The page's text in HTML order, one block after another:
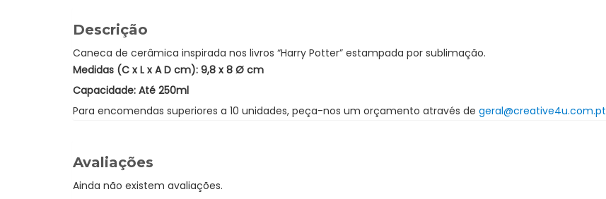
Descrição
Caneca de cerâmica inspirada nos livros “Harry Potter” estampada por sublimação.
Medidas (C x L x A D cm): 9,8 x 8 Ø cm
Capacidade: Até 250ml
Para encomendas superiores a 10 unidades, peça-nos um orçamento através de geral@creative4u.com.pt
Avaliações
Ainda não existem avaliações.